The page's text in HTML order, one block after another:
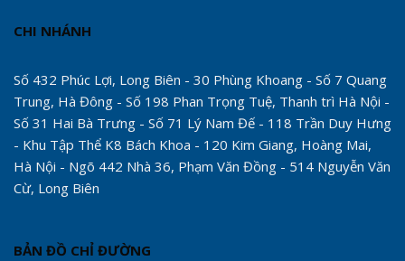
CHI NHÁNH
Số 432 Phúc Lợi, Long Biên - 30 Phùng Khoang - Số 7 Quang
Trung, Hà Đông - Số 198 Phan Trọng Tuệ, Thanh trì Hà Nội -
Số 31 Hai Bà Trưng - Số 71 Lý Nam Đế - 118 Trần Duy Hưng
- Khu Tập Thể K8 Bách Khoa - 120 Kim Giang, Hoàng Mai,
Hà Nội - Ngõ 442 Nhà 36, Phạm Văn Đồng - 514 Nguyễn Văn
Cừ, Long Biên
BẢN ĐỒ CHỈ ĐƯỜNG